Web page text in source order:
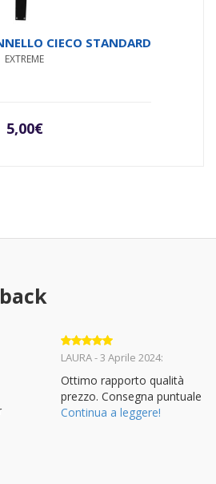
CIECO STANDARD
EXTREME
5,00€
Valutato 5
LAURA - 3 Aprile 2024:
Ottimo rapporto qualità
prezzo. Consegna puntuale
Continua a leggere!